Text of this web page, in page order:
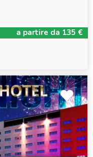
a partire da 135 €